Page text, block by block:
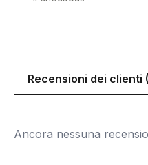
Recensioni dei clienti
Ancora nessuna